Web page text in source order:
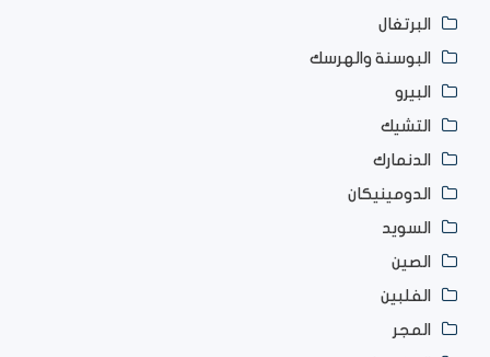
البرتغال
البوسنة والهرسك
البيرو
التشيك
الدنمارك
الدومينيكان
السويد
الصين
الفلبين
المجر